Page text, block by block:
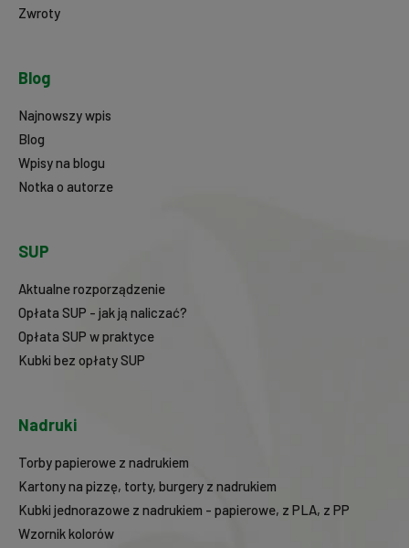
Zwroty
Blog
Najnowszy wpis
Blog
Wpisy na blogu
Notka o autorze
SUP
Aktualne rozporządzenie
Opłata SUP - jak ją naliczać?
Opłata SUP w praktyce
Kubki bez opłaty SUP
Nadruki
Torby papierowe z nadrukiem
Kartony na pizzę, torty, burgery z nadrukiem
Kubki jednorazowe z nadrukiem - papierowe, z PLA, z PP
Wzornik kolorów